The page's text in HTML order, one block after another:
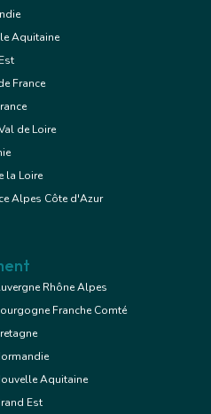
Aquitaine
France
de Loire
la Loire
Alpes Côte d'Azur
Rhône Alpes
Franche Comté
Aquitaine
Est